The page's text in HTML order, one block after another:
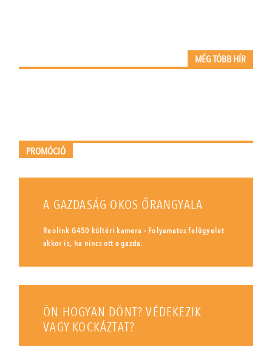
MÉG TÖBB HÍR
PROMÓCIÓ
A GAZDASÁG OKOS ŐRANGYALA
Reolink G450 kültéri kamera - Folyamatos felügyelet
akkor is, ha nincs ott a gazda.
ÖN HOGYAN DÖNT? VÉDEKEZIK
VAGY KOCKÁZTAT?